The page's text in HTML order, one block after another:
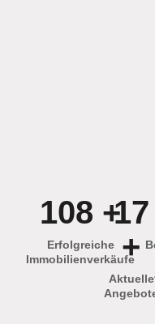
172 +
Erfolgreiche
Immobilienverkäufe
28
+
Aktuelle